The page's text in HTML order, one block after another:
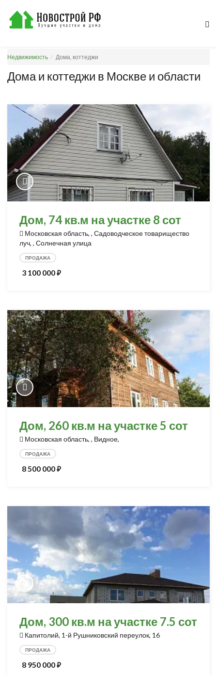
Недвижимость Дома, коттеджи
Дома и коттеджи в Москве и области
Дом, 74 кв.м на участке 8 сот
Московская область, , Садоводческое товарищество
луч, , Солнечная улица
ПРОДАЖА
3 100 000⃏
Дом, 260 кв.м на участке 5 сот
Московская область, , Видное,
ПРОДАЖА
8 500 000⃏
Дом, 300 кв.м на участке 7.5 сот
Капитолий, 1-й Рушниковский переулок, 16
ПРОДАЖА
8 950 000⃏